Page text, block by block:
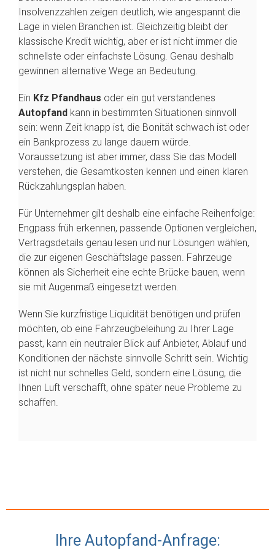
Insolvenzzahlen zeigen deutlich, wie angespannt die
Lage in vielen Branchen ist. Gleichzeitig bleibt der
klassische Kredit wichtig, aber er ist nicht immer die
schnellste oder einfachste Lösung. Genau deshalb
gewinnen alternative Wege an Bedeutung.
Ein Kfz Pfandhaus oder ein gut verstandenes
Autopfand kann in bestimmten Situationen sinnvoll
sein: wenn Zeit knapp ist, die Bonität schwach ist oder
ein Bankprozess zu lange dauern würde.
Voraussetzung ist aber immer, dass Sie das Modell
verstehen, die Gesamtkosten kennen und einen klaren
Rückzahlungsplan haben.
Für Unternehmer gilt deshalb eine einfache Reihenfolge:
Engpass früh erkennen, passende Optionen vergleichen,
Vertragsdetails genau lesen und nur Lösungen wählen,
die zur eigenen Geschäftslage passen. Fahrzeuge
können als Sicherheit eine echte Brücke bauen, wenn
sie mit Augenmaß eingesetzt werden.
Wenn Sie kurzfristige Liquidität benötigen und prüfen
möchten, ob eine Fahrzeugbeleihung zu Ihrer Lage
passt, kann ein neutraler Blick auf Anbieter, Ablauf und
Konditionen der nächste sinnvolle Schritt sein. Wichtig
ist nicht nur schnelles Geld, sondern eine Lösung, die
Ihnen Luft verschafft, ohne später neue Probleme zu
schaffen.
Ihre Autopfand-Anfrage: